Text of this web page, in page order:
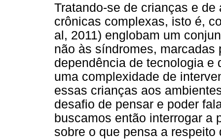
Tratando-se de crianças e
crônicas complexas, isto é,
al, 2011) englobam um
não às síndromes,
dependência de tecnologia e
uma complexidade de
essas crianças aos
desafio de pensar e poder
buscamos então interrogar a
sobre o que pensa a